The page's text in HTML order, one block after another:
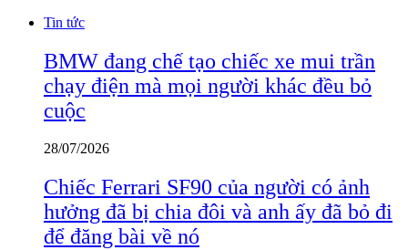
Tin tức
BMW đang chế tạo chiếc xe mui trần
chạy điện mà mọi người khác đều bỏ
cuộc
28/07/2026
Chiếc Ferrari SF90 của người có ảnh
hưởng đã bị chia đôi và anh ấy đã bỏ đi
để đăng bài về nó